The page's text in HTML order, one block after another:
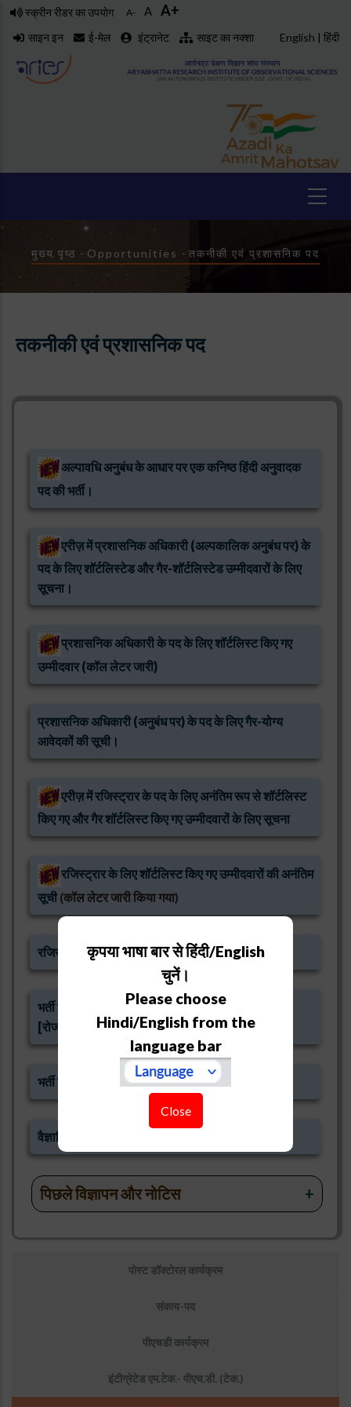
Skip
content
स्क्रीन रीडर का उपयोग A- A A+
साइन इन ई-मेल इंट्रानेट साइट का नक्शा English | हिंदी
Breadcrumb
मुख्य पृष्ठ - Opportunities - तकनीकी एवं प्रशासनिक पद
तकनीकी एवं प्रशासनिक पद
अल्पावधि अनुबंध के आधार पर एक कनिष्ठ हिंदी अनुवादक
पद की भर्ती।
एरीज़ में प्रशासनिक अधिकारी (अल्पकालिक अनुबंध पर) के
पद के लिए शॉर्टलिस्टेड और गैर-शॉर्टलिस्टेड उम्मीदवारों के लिए
सूचना।
प्रशासनिक अधिकारी के पद के लिए शॉर्टलिस्ट किए गए
उम्मीदवार (कॉल लेटर जारी)
प्रशासनिक अधिकारी (अनुबंध पर) के पद के लिए गैर-योग्य
आवेदकों की सूची।
एरीज़ में रजिस्ट्रार के पद के लिए अनंतिम रूप से शॉर्टलिस्ट
किए गए और गैर शॉर्टलिस्ट किए गए उम्मीदवारों के लिए सूचना
रजिस्ट्रार के लिए शॉर्टलिस्ट किए गए उम्मीदवारों की अनंतिम
सूची(कॉल लेटर जारी किया गया)
रजिस्ट्रार के पद के लिए गैर-योग्य उम्मीदवारों की सूची
भर्ती विज्ञापन रजिस्ट्रार एवं प्रशासनिक अधिकारी के लिए
[रोजगार समाचार 11-17 मार्च 2023]
भर्ती विज्ञापन विभिन्न तकनीकी और प्रशासनिक पद-2023
वैज्ञानिक सहायक (पुस्तकालय) के लिए चयनित उम्मीदवार
पिछले विज्ञापन और नोटिस
वेब डेवलपर (अनुबंध पर)के पद के लिए वॉक-इन इंटरव्यू
डाउनलोड करने के लिए यहां क्लिक करें।
पोस्ट डॉक्टोरल कार्यक्रम
संकाय-पद
पीएचडी कार्यक्रम
इंटीग्रेटेड एम.टेक.- पीएच.डी. (टेक.)
कृपया भाषा बार से हिंदी/English
चुनें।
Please choose
Hindi/English from the
language bar
Close